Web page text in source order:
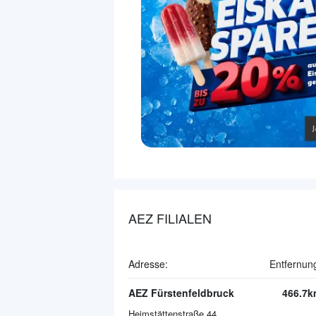
AEZ FILIALEN
Adresse:
AEZ Fürstenfeldbruck